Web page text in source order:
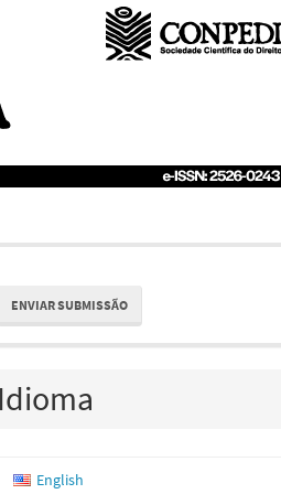
ENVIAR SUBMISSÃO
Idioma
English